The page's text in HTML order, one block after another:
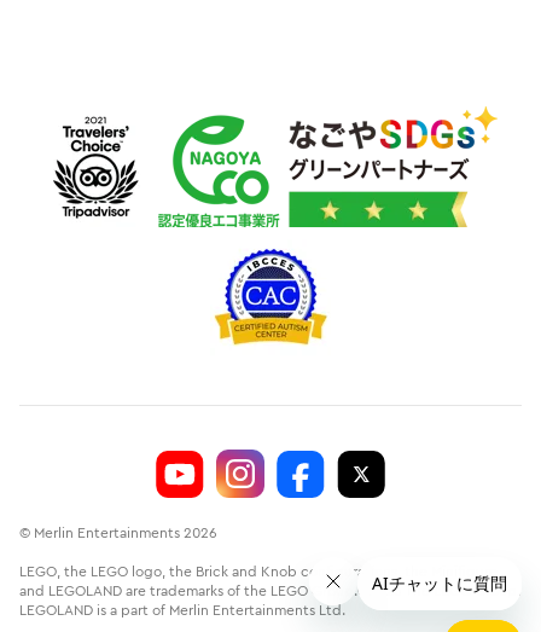
© Merlin Entertainments 2026
LEGO, the LEGO logo, the Brick and Knob configurations, the Minifigure
and LEGOLAND are trademarks of the LEGO Group.©2026 The LEGO Group.
LEGOLAND is a part of Merlin Entertainments Ltd.